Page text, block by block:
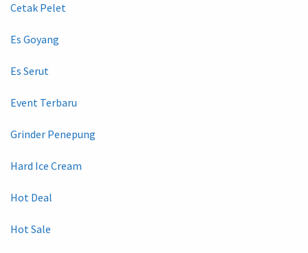
Cetak Pelet
Es Goyang
Es Serut
Event Terbaru
Grinder Penepung
Hard Ice Cream
Hot Deal
Hot Sale